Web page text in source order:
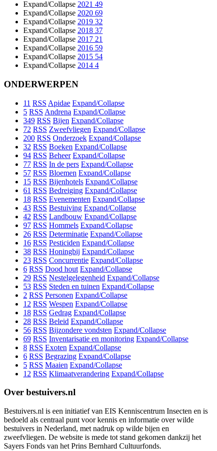
Expand/Collapse 2021 49
Expand/Collapse 2020 69
Expand/Collapse 2019 32
Expand/Collapse 2018 37
Expand/Collapse 2017 21
Expand/Collapse 2016 59
Expand/Collapse 2015 54
Expand/Collapse 2014 4
ONDERWERPEN
11 RSS Apidae Expand/Collapse
5 RSS Andrena Expand/Collapse
349 RSS Bijen Expand/Collapse
72 RSS Zweefvliegen Expand/Collapse
200 RSS Onderzoek Expand/Collapse
32 RSS Boeken Expand/Collapse
94 RSS Beheer Expand/Collapse
77 RSS In de pers Expand/Collapse
57 RSS Bloemen Expand/Collapse
15 RSS Bijenhotels Expand/Collapse
61 RSS Bedreiging Expand/Collapse
18 RSS Evenementen Expand/Collapse
43 RSS Bestuiving Expand/Collapse
42 RSS Landbouw Expand/Collapse
97 RSS Hommels Expand/Collapse
26 RSS Determinatie Expand/Collapse
16 RSS Pesticiden Expand/Collapse
38 RSS Honingbij Expand/Collapse
23 RSS Concurrentie Expand/Collapse
6 RSS Dood hout Expand/Collapse
29 RSS Nestelgelegenheid Expand/Collapse
53 RSS Steden en tuinen Expand/Collapse
2 RSS Personen Expand/Collapse
12 RSS Wespen Expand/Collapse
18 RSS Gedrag Expand/Collapse
28 RSS Beleid Expand/Collapse
56 RSS Bijzondere vondsten Expand/Collapse
69 RSS Inventarisatie en monitoring Expand/Collapse
8 RSS Exoten Expand/Collapse
6 RSS Begrazing Expand/Collapse
5 RSS Maaien Expand/Collapse
12 RSS Klimaatverandering Expand/Collapse
Over bestuivers.nl
Bestuivers.nl is een initiatief van EIS Kenniscentrum Insecten en is
bedoeld als centraal punt voor kennis en informatie over wilde
bestuivers in Nederland, met nadruk op wilde bijen en
zweefvliegen. De website is mede tot stand gekomen dankzij het
Sayers Fonds van het Prins Bernhard Cultuurfonds.